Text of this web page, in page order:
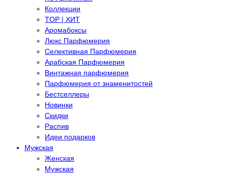
Коллекции
TOP | ХИТ
Аромабоксы
Люкс Парфюмерия
Селективная Парфюмерия
Арабская Парфюмерия
Винтажная парфюмерия
Парфюмерия от знаменитостей
Бестселлеры
Новинки
Скидки
Распив
Идеи подарков
Мужская
Женская
Мужская